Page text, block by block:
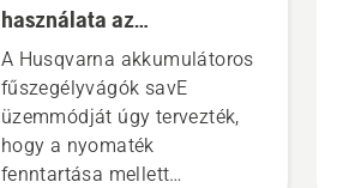
használata az
akkumulátoros
fűszegélyvágón
A Husqvarna akkumulátoros
fűszegélyvágók savE
üzemmódját úgy tervezték,
hogy a nyomaték
fenntartása mellett